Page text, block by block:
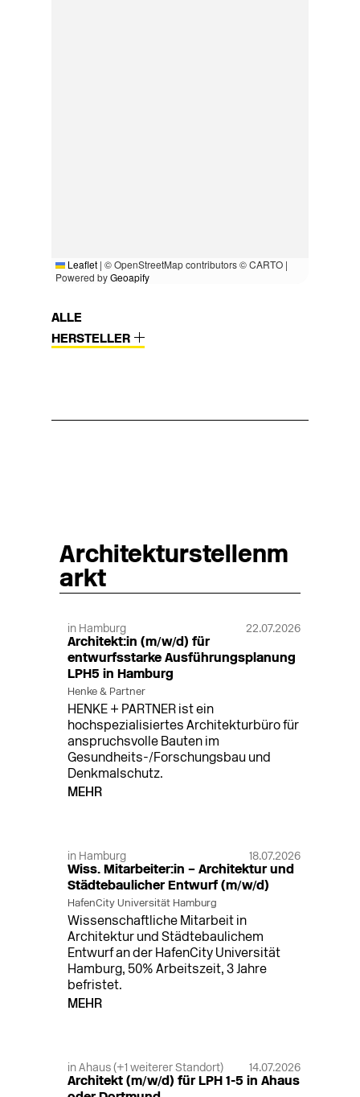
Leaflet | © OpenStreetMap contributors © CARTO |
Powered byGeoapify
ALLE
HERSTELLER
Architekturstellenm
arkt
in Hamburg 22.07.2026
Architekt:in (m/w/d) für
entwurfsstarke Ausführungsplanung
LPH5 in Hamburg
Henke & Partner
HENKE + PARTNER ist ein
hochspezialisiertes Architekturbüro für
anspruchsvolle Bauten im
Gesundheits-/Forschungsbau und
Denkmalschutz.
MEHR
in Hamburg 18.07.2026
Wiss. Mitarbeiter:in – Architektur und
Städtebaulicher Entwurf (m/w/d)
HafenCity Universität Hamburg
Wissenschaftliche Mitarbeit in
Architektur und Städtebaulichem
Entwurf an der HafenCity Universität
Hamburg, 50% Arbeitszeit, 3 Jahre
befristet.
MEHR
in Ahaus (+1 weiterer Standort) 14.07.2026
Architekt (m/w/d) für LPH 1-5 in Ahaus